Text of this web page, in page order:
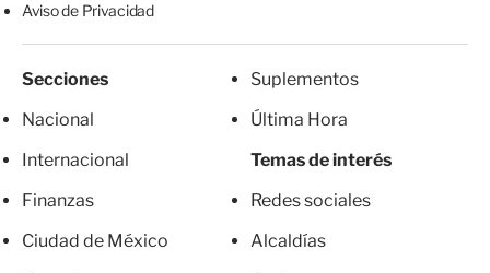
Aviso de Privacidad
Secciones
Nacional
Internacional
Finanzas
Ciudad de México
Suplementos
Última Hora
Temas de interés
Redes sociales
Alcaldías